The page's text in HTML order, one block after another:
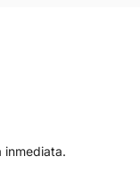
inmediata.